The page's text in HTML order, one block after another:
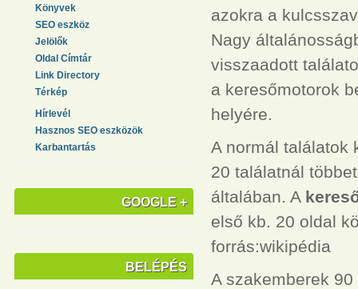
Könyvek
SEO eszköz
Jelölők
Oldal Címtár
Link Directory
Térkép
Hírlevél
Hasznos SEO eszközök
Karbantartás
GOOGLE +
BELÉPÉS
azokra a
Nagy
visszaadott
a keresőmotorok
helyére.
A normál találatok
20 találatnál
általában. A
első kb. 20 oldal
forrás:wikipédia
A szakemberek